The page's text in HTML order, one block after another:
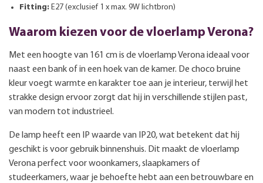
Fitting: E27 (exclusief 1 x max. 9W lichtbron)
Waarom kiezen voor de vloerlamp Verona?
Met een hoogte van 161 cm is de vloerlamp Verona ideaal voor
naast een bank of in een hoek van de kamer. De choco bruine
kleur voegt warmte en karakter toe aan je interieur, terwijl het
strakke design ervoor zorgt dat hij in verschillende stijlen past,
van modern tot industrieel.
De lamp heeft een IP waarde van IP20, wat betekent dat hij
geschikt is voor gebruik binnenshuis. Dit maakt de vloerlamp
Verona perfect voor woonkamers, slaapkamers of
studeerkamers, waar je behoefte hebt aan een betrouwbare en